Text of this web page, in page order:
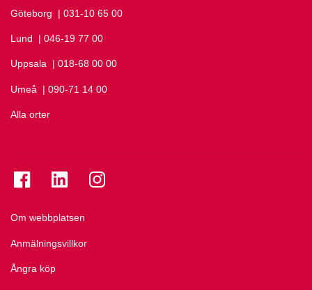
Göteborg Ring Göteborg på
| 031-10 65 00
Lund Ring Lund på
| 046-19 77 00
Uppsala Ring Uppsala på
| 018-68 00 00
Umeå Ring Umeå på
| 090-71 14 00
Alla orter
Om webbplatsen
Anmälningsvillkor
Ångra köp
Se folkuniversitetet på Facebook
Se folkuniversitetet på LinkedIn